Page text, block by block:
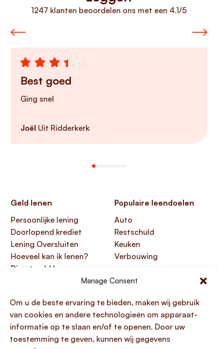
Manage Consent
Om u de beste ervaring te bieden, maken wij gebruik
van cookies en andere technologieën om apparaat-
informatie op te slaan en/of te openen. Door uw
toestemming te geven, kunnen wij gegevens
1247 klanten beoordelen ons met een 4.1/5
Best goed
Ging snel
Joël Uit Ridderkerk
Geld lenen
Persoonlijke lening
Doorlopend krediet
Lening Oversluiten
Hoeveel kan ik lenen?
Direct geld lenen
Populaire leendoelen
Auto
Restschuld
Keuken
Verbouwing
Over ons
Klantenservice
Kennisbank
HTML sitemap
Papendorpseweg 99,
3528 BJ Utrecht
KvK 76100200
AFM 12047091